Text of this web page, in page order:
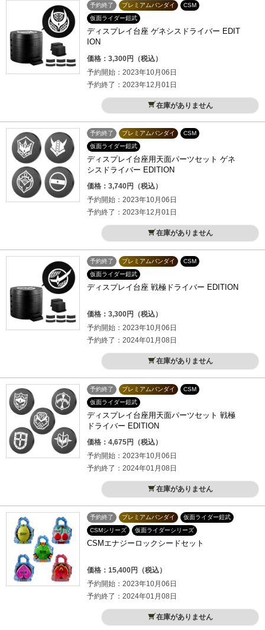
予約終了 プレミアムバンダイ
CSM
仮面ライダー鎧武
ディスプレイ台座 ゲネシスドライバー EDIT
ION
価格：3,300円（税込）
予約開始：2023年10月06日
予約終了：2023年12月01日
在庫がありません
予約終了 プレミアムバンダイ
CSM
仮面ライダー鎧武
ディスプレイ台座用天面パーツセット ゲネ
シスドライバー EDITION
価格：3,740円（税込）
予約開始：2023年10月06日
予約終了：2023年12月01日
在庫がありません
予約終了 プレミアムバンダイ
CSM
仮面ライダー鎧武
ディスプレイ台座 戦極ドライバー EDITION
価格：3,300円（税込）
予約開始：2023年10月06日
予約終了：2024年01月08日
在庫がありません
予約終了 プレミアムバンダイ
CSM
仮面ライダー鎧武
ディスプレイ台座用天面パーツセット 戦極
ドライバー EDITION
価格：4,675円（税込）
予約開始：2023年10月06日
予約終了：2024年01月08日
在庫がありません
予約終了 プレミアムバンダイ
仮面ライダー鎧武
CSMシリーズ
仮面ライダーシリーズ
CSMエナジーロックシードセット
価格：15,400円（税込）
予約開始：2023年10月06日
予約終了：2024年01月08日
在庫がありません